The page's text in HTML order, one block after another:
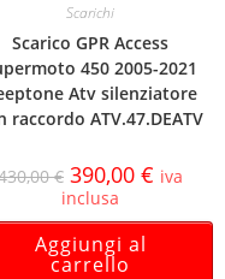
Scarichi
Scarico GPR Access
450 2005-2021
Atv silenziatore
raccordo ATV.47.DEATV
€ 390,00 € iva
inclusa
Aggiungi al
carrello